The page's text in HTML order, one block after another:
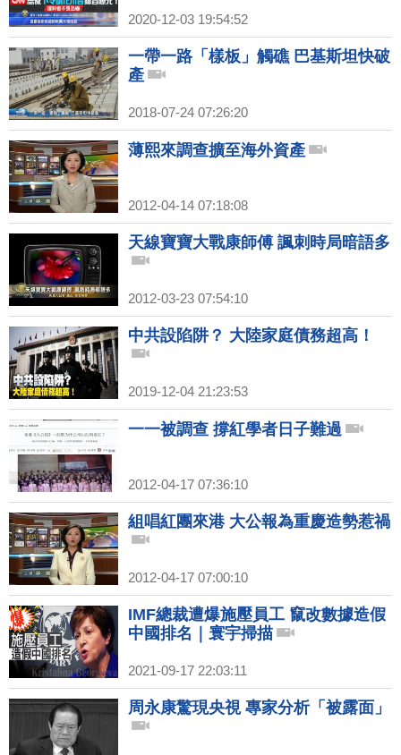
2020-12-03 19:54:52
一帶一路「樣板」觸礁 巴基斯坦快破
產
2018-07-24 07:26:20
薄熙來調查擴至海外資產
2012-04-14 07:18:08
天線寶寶大戰康師傅 諷刺時局暗語多
2012-03-23 07:54:10
中共設陷阱？ 大陸家庭債務超高！
2019-12-04 21:23:53
一一被調查 撐紅學者日子難過
2012-04-17 07:36:10
組唱紅團來港 大公報為重慶造勢惹禍
2012-04-17 07:00:10
IMF總裁遭爆施壓員工 竄改數據造假
中國排名｜寰宇掃描
2021-09-17 22:03:11
周永康驚現央視 專家分析「被露面」